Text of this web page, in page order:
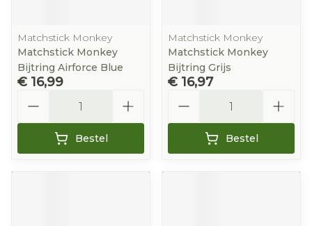
Matchstick Monkey
Matchstick Monkey
Bijtring Airforce Blue
€ 16,99
Bestel
Matchstick Monkey
Matchstick Monkey
Bijtring Grijs
€ 16,97
Bestel